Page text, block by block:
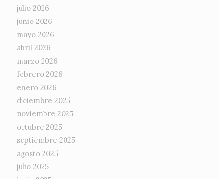
julio 2026
junio 2026
mayo 2026
abril 2026
marzo 2026
febrero 2026
enero 2026
diciembre 2025
noviembre 2025
octubre 2025
septiembre 2025
agosto 2025
julio 2025